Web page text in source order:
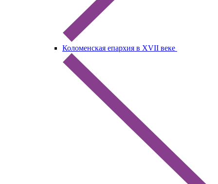
Коломенская епархия в XVII веке